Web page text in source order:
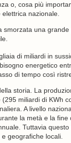
o, cosa più
nazionale.
smorzata una
di miliardi in
energetico
di tempo così
storia. La
miliardi di KWh
A livello
la metà e la
Tuttavia
geografiche locali.